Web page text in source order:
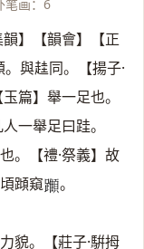
笔画：6
韻】【韻會】【正
。與䞨同。【揚子·
篇】舉一足也。
一舉足曰跬。
。【禮·祭義】故
蹞窺𨇪 。
貌。【莊子·騈拇